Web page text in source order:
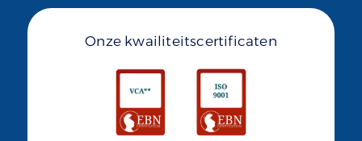
Onze kwailiteitscertificaten